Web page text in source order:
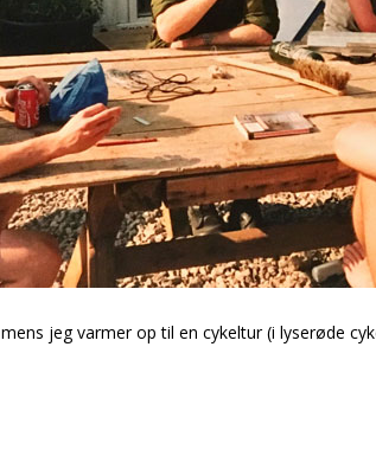
jeg varmer op til en cykeltur (i lyserøde